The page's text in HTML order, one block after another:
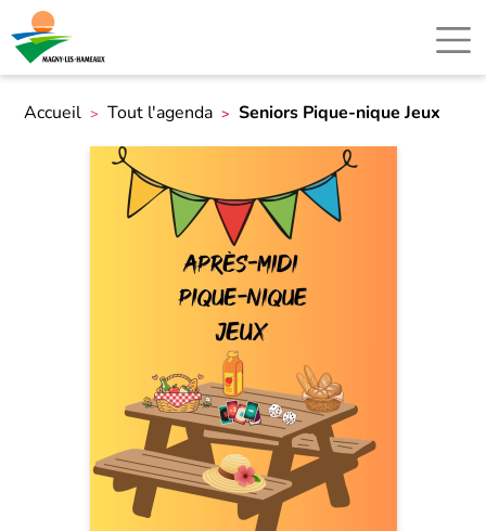
Accueil Tout l'agenda Seniors Pique-nique Jeux